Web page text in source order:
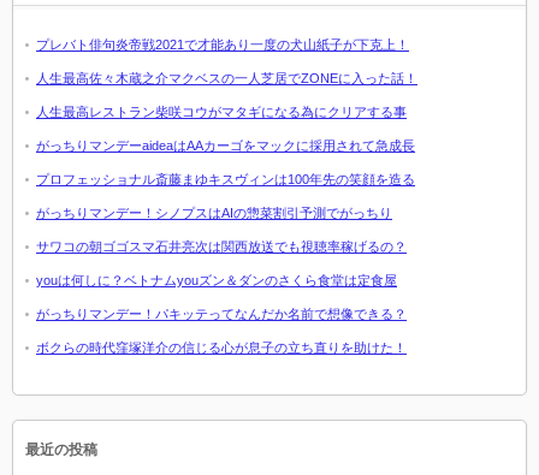
プレバト俳句炎帝戦2021で才能あり一度の犬山紙子が下克上！
人生最高佐々木蔵之介マクベスの一人芝居でZONEに入った話！
人生最高レストラン柴咲コウがマタギになる為にクリアする事
がっちりマンデーaideaはAAカーゴをマックに採用されて急成長
プロフェッショナル斎藤まゆキスヴィンは100年先の笑顔を造る
がっちりマンデー！シノプスはAIの惣菜割引予測でがっちり
サワコの朝ゴゴスマ石井亮次は関西放送でも視聴率稼げるの？
youは何しに？ベトナムyouズン＆ダンのさくら食堂は定食屋
がっちりマンデー！パキッテってなんだか名前で想像できる？
ボクらの時代窪塚洋介の信じる心が息子の立ち直りを助けた！
最近の投稿